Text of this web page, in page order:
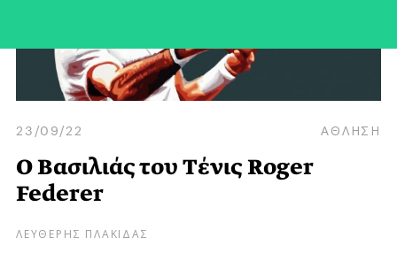
23/09/22 ΑΘΛΗΣΗ
Ο Βασιλιάς του Tένις Roger
Federer
ΛΕΥΘΕΡΗΣ ΠΛΑΚΙΔΑΣ